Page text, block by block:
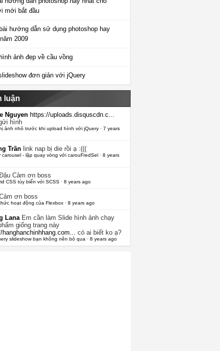
mới bắt đầu
hướng dẫn sử dụng photoshop hay
2009
ảnh đẹp về cầu vồng
đơn giản với jQuery
luận
Nguyen https://uploads.disquscdn.c...
hình
ảnh nhỏ trước khi upload hình với jQuery · 7 years
Trần link nap bị die rồi ạ :(((
carousel - lặp quay vòng với carouFredSel · 8 years
Cảm ơn boss
CSS tùy biến với SCSS · 8 years ago
ơn boss
hoạt động của Flexbox · 8 years ago
Lana Em cần làm Slide hình ảnh chạy
giống trang này
hanghanchinhhang.com... có ai biết ko ạ?
slideshow bạn không nên bỏ qua · 8 years ago